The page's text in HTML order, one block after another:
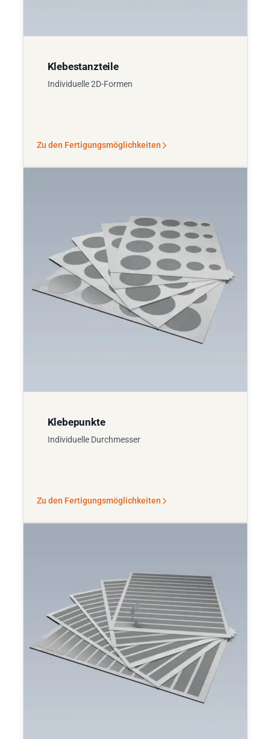
Klebestanzteile
Individuelle 2D-Formen
Zu den Fertigungsmöglichkeiten
Klebepunkte
Individuelle Durchmesser
Zu den Fertigungsmöglichkeiten